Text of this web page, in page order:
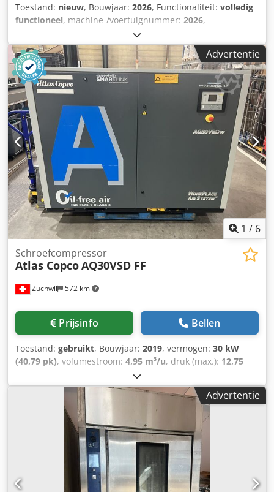
Toestand: nieuw, Bouwjaar: 2026, Functionaliteit: volledig
functioneel, machine-/voertuignummer: 2026,
, ingangsspanning:
lengte:690 mm, totale breedte:990 mm, totale hoogte:
1.595 mm, DGUV gecertificeerd tot: 06/2028, totaalgewicht:
258 kg, leeggewicht:258 kg, ingangsfrequentie:50 Hz,
NIEUW +++ Baguette – Langroller +++ NIEUW Model: SM2-
380 Baguetto Capaciteit: min. 50 – max. 1200 g Met
viltband voor zachte degen Uitrolbreedte: tot max. 750 mm
Uittrekbare RVS uitloopplaat Alleen bij ons DGUV V3
gekeurd Aansluiting: 400V, 16A-CEE stekker Afmetingen:
995 x 690 x 1595/1650 mm (BxDxH) Csdpfx Aisuytxrs Iorf
NIEUWE machine, SAB gekeurd 24 maanden garantie +
service Opties: Leasing- & verhuurservice
Onderhoudscontract E-Box Servicepakket Mobiel onderstel
Geleider voor busbrood Bezorgservice Instructie &
inbedrijfstelling Meer bakkerijmachines op voorraad!
Advertentie
1 / 6
Zuchwil 572 km
Schroefcompressor
Atlas CopcoAQ30VSD FF
Prijsinfo Bellen
Toestand: gebruikt, Bouwjaar: 2019, vermogen: 30 kW
(40,79 pk), volumestroom: 4,95 m³/u, druk (max.): 12,75
, Luchtcompressor Atlas Copco AQ30VSD FF Fabrikant:
Atlas Copco Type: AQ30VSD FF Bouwjaar: 2019 Plaats van
vervaardiging: België Maximale druk: 12,75 bar Vermogen:
30 kW Persluchtcapaciteit: 4,95 m³/min Volumestroom: 82,5
l/s, 174,8 cfm, 4,95 m³/min Motorvermogen: 40 pk
Motortoerental: 8600 tpm Gewicht: 702 kg
Stroomvoorziening: 400 V, 50 Hz, 3 fasen Type: Olievrij ISO-
klasse: 8573-1 Klasse 0 Besturing: Elektronikon Graphic
Uitrusting: SMARTLINK Herkomst: Gemaakt in België
Advertentie